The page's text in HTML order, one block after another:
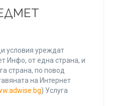
условия уреждат
Инфо, от една страна, и
страна, по повод
на Интернет
) Услуга